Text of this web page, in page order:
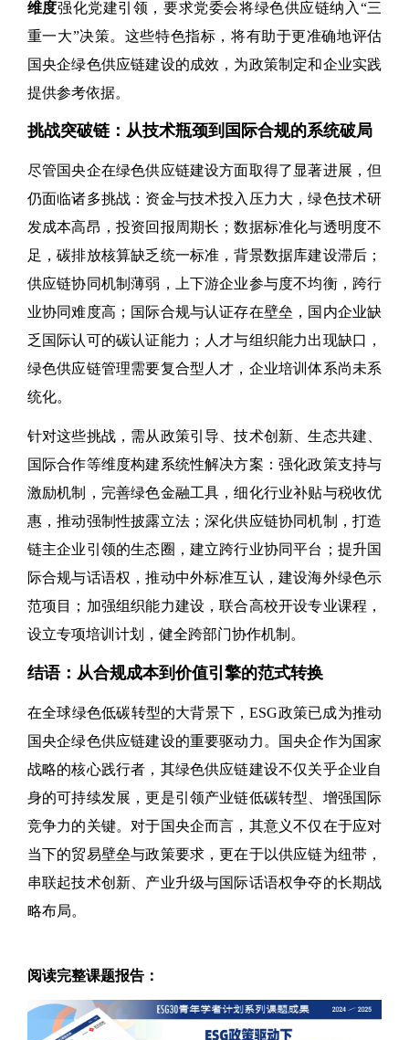
维度强化党建引领，要求党委会将绿色供应链纳入“三
重一大”决策。这些特色指标，将有助于更准确地评估
国央企绿色供应链建设的成效，为政策制定和企业实践
提供参考依据。
挑战突破链：从技术瓶颈到国际合规的系统破局
尽管国央企在绿色供应链建设方面取得了显著进展，但
仍面临诸多挑战：资金与技术投入压力大，绿色技术研
发成本高昂，投资回报周期长；数据标准化与透明度不
足，碳排放核算缺乏统一标准，背景数据库建设滞后；
供应链协同机制薄弱，上下游企业参与度不均衡，跨行
业协同难度高；国际合规与认证存在壁垒，国内企业缺
乏国际认可的碳认证能力；人才与组织能力出现缺口，
绿色供应链管理需要复合型人才，企业培训体系尚未系
统化。
针对这些挑战，需从政策引导、技术创新、生态共建、
国际合作等维度构建系统性解决方案：强化政策支持与
激励机制，完善绿色金融工具，细化行业补贴与税收优
惠，推动强制性披露立法；深化供应链协同机制，打造
链主企业引领的生态圈，建立跨行业协同平台；提升国
际合规与话语权，推动中外标准互认，建设海外绿色示
范项目；加强组织能力建设，联合高校开设专业课程，
设立专项培训计划，健全跨部门协作机制。
结语：从合规成本到价值引擎的范式转换
在全球绿色低碳转型的大背景下，ESG政策已成为推动
国央企绿色供应链建设的重要驱动力。国央企作为国家
战略的核心践行者，其绿色供应链建设不仅关乎企业自
身的可持续发展，更是引领产业链低碳转型、增强国际
竞争力的关键。对于国央企而言，其意义不仅在于应对
当下的贸易壁垒与政策要求，更在于以供应链为纽带，
串联起技术创新、产业升级与国际话语权争夺的长期战
略布局。
阅读完整课题报告：